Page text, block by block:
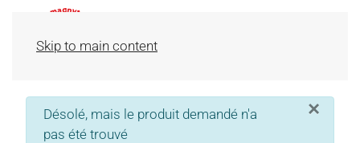
Skip to main content
×
info
Désolé, mais le produit demandé n'a
pas été trouvé